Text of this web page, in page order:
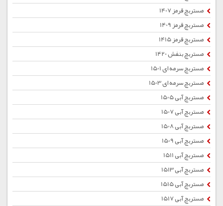
مستربچ قرمز 1407
مستربچ قرمز 1409
مستربچ قرمز 1415
مستربچ بنفش 1420
مستربچ سرمه ای 1501
مستربچ سرمه ای 1503
مستربچ آبی 1505
مستربچ آبی 1507
مستربچ آبی 1508
مستربچ آبی 1509
مستربچ آبی 1511
مستربچ آبی 1513
مستربچ آبی 1515
مستربچ آبی 1517